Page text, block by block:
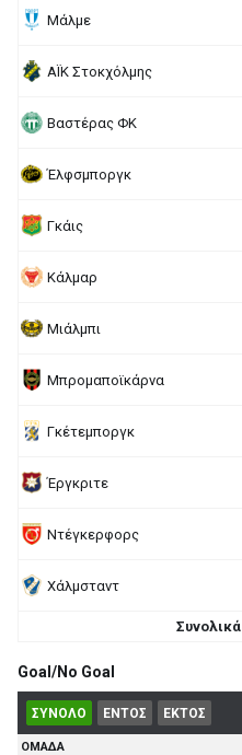
Μάλμε
ΑΪΚ Στοκχόλμης
Βαστέρας ΦΚ
Έλφσμποργκ
Γκάις
Κάλμαρ
Μιάλμπι
Μπρομαποϊκάρνα
Γκέτεμποργκ
Έργκριτε
Ντέγκερφορς
Χάλμσταντ
Συνολικά
Goal/No Goal
ΣΥΝΟΛΟ ΕΝΤΟΣ ΕΚΤΟΣ
ΟΜΑΔΑ